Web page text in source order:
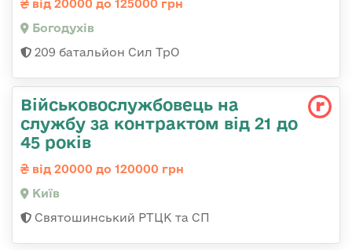
від 20000 до 125000 грн
Богодухів
209 батальйон Сил ТрО
Військовослужбовець на
службу за контрактом від 21 до
45 років
від 20000 до 120000 грн
Київ
Святошинський РТЦК та СП